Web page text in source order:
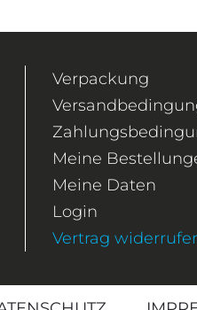
Verpackung
Meine
Meine Daten
Login
Vertrag